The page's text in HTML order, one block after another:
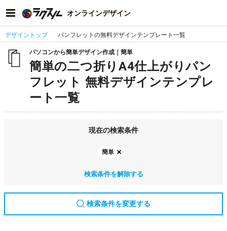
オンラインデザイン
デザイントップ パンフレットの無料デザインテンプレート一覧
パソコンから簡単デザイン作成｜簡単
簡単の二つ折りA4仕上がりパン
フレット 無料デザインテンプレ
ート一覧
現在の検索条件
簡単
検索条件を解除する
検索条件を変更する